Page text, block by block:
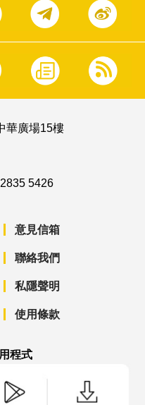
華廣場15樓
5426
意見信箱
聯絡我們
私隱聲明
使用條款
程式